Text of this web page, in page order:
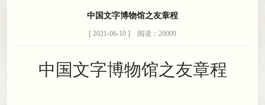
中国文字博物馆之友章程
[ 2021-06-10 ] 阅读：20009
中国文字博物馆之友章程